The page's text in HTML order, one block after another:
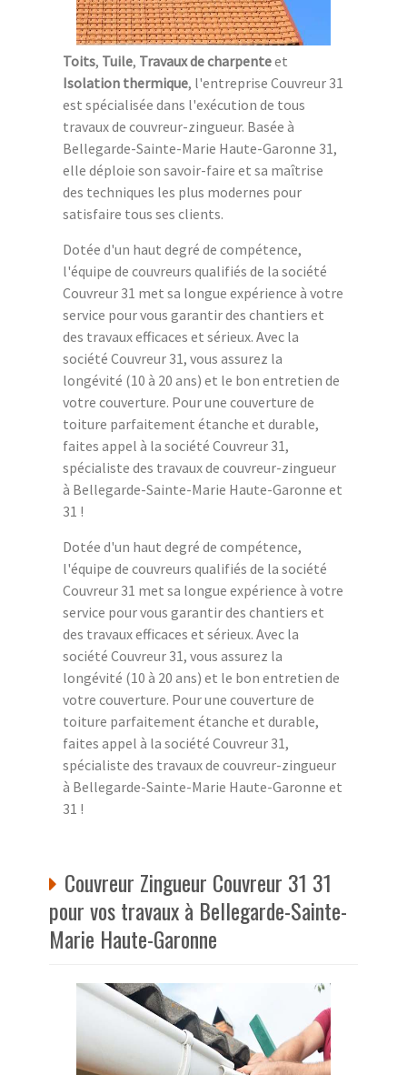
Toits, Tuile, Travaux de charpenteet
Isolation thermique, l'entreprise Couvreur 31
est spécialisée dans l'exécution de tous
travaux de couvreur-zingueur. Basée à
Bellegarde-Sainte-Marie Haute-Garonne 31,
elle déploie son savoir-faire et sa maîtrise
des techniques les plus modernes pour
satisfaire tous ses clients.
Dotée d'un haut degré de compétence,
l'équipe de couvreurs qualifiés de la société
Couvreur 31 met sa longue expérience à votre
service pour vous garantir des chantiers et
des travaux efficaces et sérieux. Avec la
société Couvreur 31, vous assurez la
longévité (10 à 20 ans) et le bon entretien de
votre couverture. Pour une couverture de
toiture parfaitement étanche et durable,
faites appel à la société Couvreur 31,
spécialiste des travaux de couvreur-zingueur
à Bellegarde-Sainte-Marie Haute-Garonne et
31 !
Dotée d'un haut degré de compétence,
l'équipe de couvreurs qualifiés de la société
Couvreur 31 met sa longue expérience à votre
service pour vous garantir des chantiers et
des travaux efficaces et sérieux. Avec la
société Couvreur 31, vous assurez la
longévité (10 à 20 ans) et le bon entretien de
votre couverture. Pour une couverture de
toiture parfaitement étanche et durable,
faites appel à la société Couvreur 31,
spécialiste des travaux de couvreur-zingueur
à Bellegarde-Sainte-Marie Haute-Garonne et
31 !
Couvreur Zingueur Couvreur 31 31
pour vos travaux à Bellegarde-Sainte-
Marie Haute-Garonne